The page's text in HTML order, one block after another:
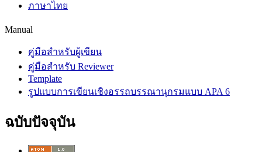
ภาษาไทย
Manual
คู่มือสำหรับผู้เขียน
คู่มือสำหรับ Reviewer
Template
รูปแบบการเขียนเชิงอรรถบรรณานุกรมแบบ APA 6
ฉบับปัจจุบัน